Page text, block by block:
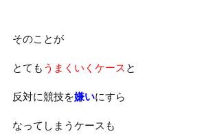
そのことが
とても うまくいくケース と
反対に競技を嫌いにすら
なってしまうケースも